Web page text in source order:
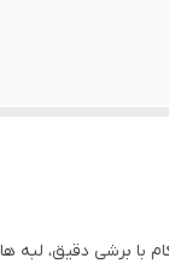
با برشی دقیق، لبه